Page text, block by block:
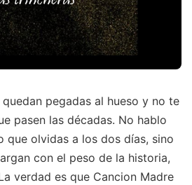
pegadas al hueso y no te
pasen las décadas. No hablo
que olvidas a los dos días, sino
con el peso de la historia,
verdad es que Cancion Madre